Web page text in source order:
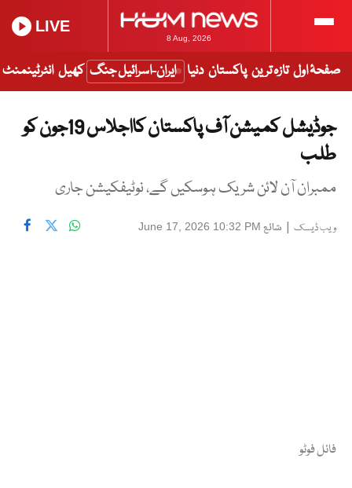
8 Aug, 2026
LIVE
صفحۂ اول تازہ ترین پاکستان دنیا ایران-اسرائیل جنگ کھیل انٹرٹینمنٹ
جوڈیشل کمیشن آف پاکستان کااجلاس 19جون کو
طلب
ممبران آن لائن شریک ہوسکیں گے، نوٹیفکیشن جاری
ویب ڈیسک | شائع June 17, 2026 10:32 PM
فائل فوٹو